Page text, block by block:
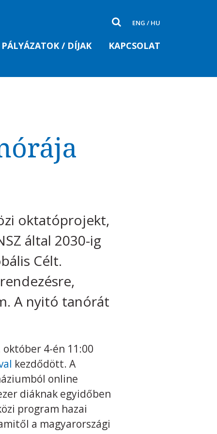
ENG / HU
PÁLYÁZATOK / DÍJAK KAPCSOLAT
oktatóprojekt,
által 2030-ig
Célt.
A nyitó tanórát
4-én 11:00
kezdődött. A
online
diáknak egyidőben
program hazai
a magyarországi